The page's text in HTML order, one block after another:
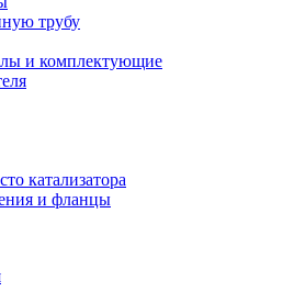
трубу
и комплектующие
катализатора
и фланцы